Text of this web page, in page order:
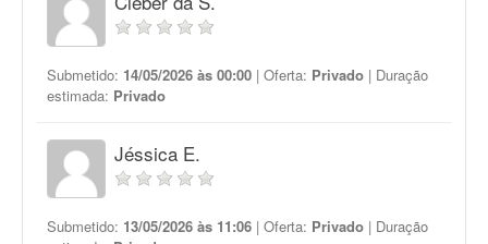
Submetido: 14/05/2026 às 00:00 | Oferta: Privado | Duração
estimada: Privado
Jéssica E.
Submetido: 13/05/2026 às 11:06 | Oferta: Privado | Duração